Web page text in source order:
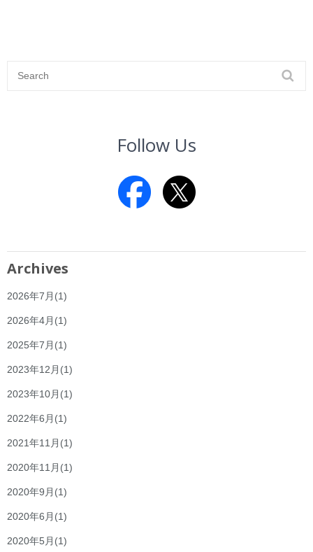
Follow Us
Archives
2026年7月 (1)
2026年4月 (1)
2025年7月 (1)
2023年12月 (1)
2023年10月 (1)
2022年6月 (1)
2021年11月 (1)
2020年11月 (1)
2020年9月 (1)
2020年6月 (1)
2020年5月 (1)